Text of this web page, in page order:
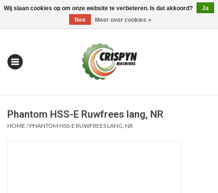
0 Artikelen - €0,00 Mijn account / Registreren
Phantom HSS-E Ruwfrees lang, NR
HOME /PHANTOM HSS-E RUWFREES LANG, NR
Wij slaan cookies op om onze website te verbeteren. Is dat akkoord?
Ja
Nee
Meer over cookies »